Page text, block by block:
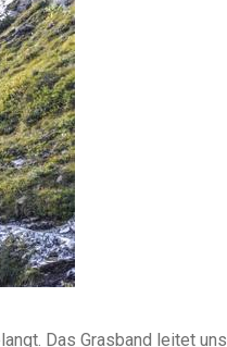
Das Grasband leitet uns